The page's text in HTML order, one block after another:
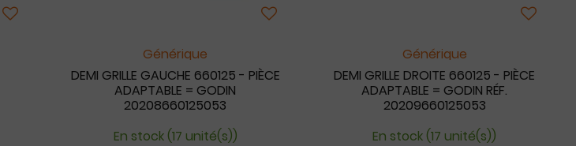
Générique
DEMI GRILLE GAUCHE 660125 - PIÈCE
ADAPTABLE = GODIN
20208660125053
En stock (17 unité(s))
Générique
DEMI GRILLE DROITE 660125 - PIÈCE
ADAPTABLE = GODIN RÉF.
20209660125053
En stock (17 unité(s))